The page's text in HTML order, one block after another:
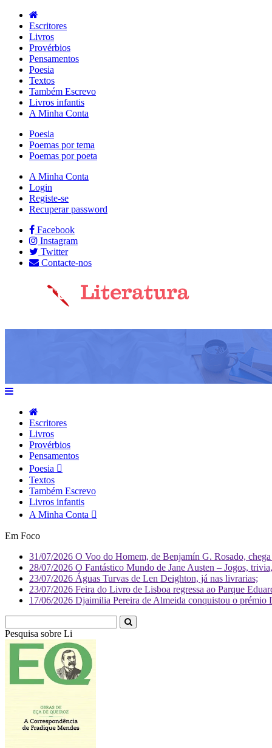
Escritores
Livros
Provérbios
Pensamentos
Poesia
Textos
Também Escrevo
Livros infantis
A Minha Conta
Poesia
Poemas por tema
Poemas por poeta
A Minha Conta
Login
Registe-se
Recuperar password
Facebook
Instagram
Twitter
Contacte-nos
Escritores
Livros
Provérbios
Pensamentos
Poesia
Textos
Também Escrevo
Livros infantis
A Minha Conta
Em Foco
31/07/2026 O Voo do Homem, de Benjamín G. Rosado,
28/07/2026 O Fantástico Mundo de Jane Austen – Jogos,
23/07/2026 Águas Turvas de Len Deighton, já nas livrarias;
23/07/2026 Feira do Livro de Lisboa regressa ao Parque
17/06/2026 Djaimilia Pereira de Almeida conquistou o
Pesquisa sobre Literatura